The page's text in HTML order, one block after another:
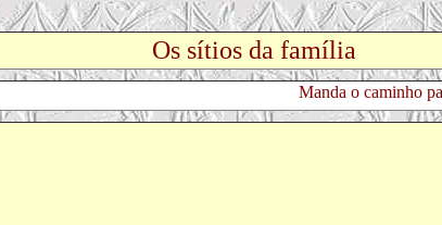
Os sítios da família
Manda o caminho